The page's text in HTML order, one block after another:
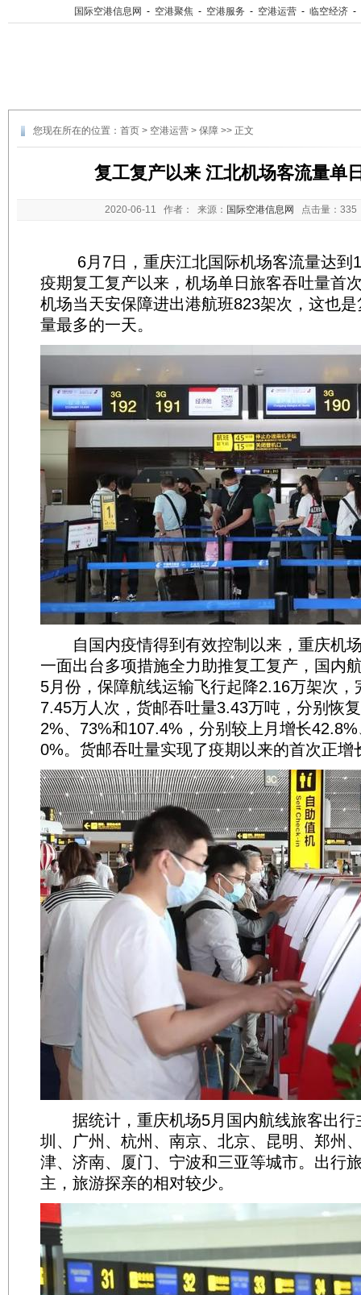
国际空港信息网 - 空港聚焦 - 空港服务 - 空港运营 - 临空经济 -
您现在所在的位置： 首页 > 空港运营 > 保障 >> 正文
复工复产以来 江北机场客流量单
2020-06-11 作者： 来源： 国际空港信息网 点击量：
6月7日，重庆江北国际机场客流量达到
疫期复工复产以来，机场单日旅客吞吐量首
机场当天安保障进出港航班823架次，这也
量最多的一天。
自国内疫情得到有效控制以来，重庆机
一面出台多项措施全力助推复工复产，国内
5月份，保障航线运输飞行起降2.16万架次，
7.45万人次，货邮吞吐量3.43万吨，分别恢
2%、73%和107.4%，分别较上月增长
0%。货邮吞吐量实现了疫期以来的首次正增
据统计，重庆机场5月国内航线旅客出行
圳、广州、杭州、南京、北京、昆明、郑州
津、济南、厦门、宁波和三亚等城市。出行
主，旅游探亲的相对较少。